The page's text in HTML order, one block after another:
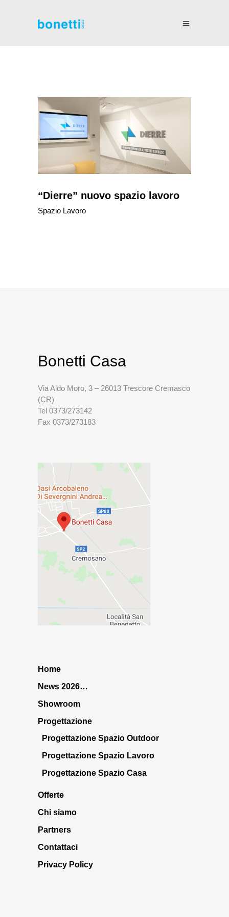
“Dierre” nuovo spazio lavoro
Spazio Lavoro
Bonetti Casa
Via Aldo Moro, 3 – 26013 Trescore Cremasco
(CR)
Tel 0373/273142
Fax 0373/273183
Home
News 2026…
Showroom
Progettazione
Progettazione Spazio Outdoor
Progettazione Spazio Lavoro
Progettazione Spazio Casa
Offerte
Chi siamo
Partners
Contattaci
Privacy Policy